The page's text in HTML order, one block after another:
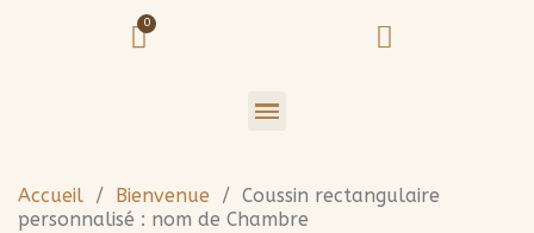
Accueil Bienvenue
Coussin rectangulaire
personnalisé : nom de Chambre